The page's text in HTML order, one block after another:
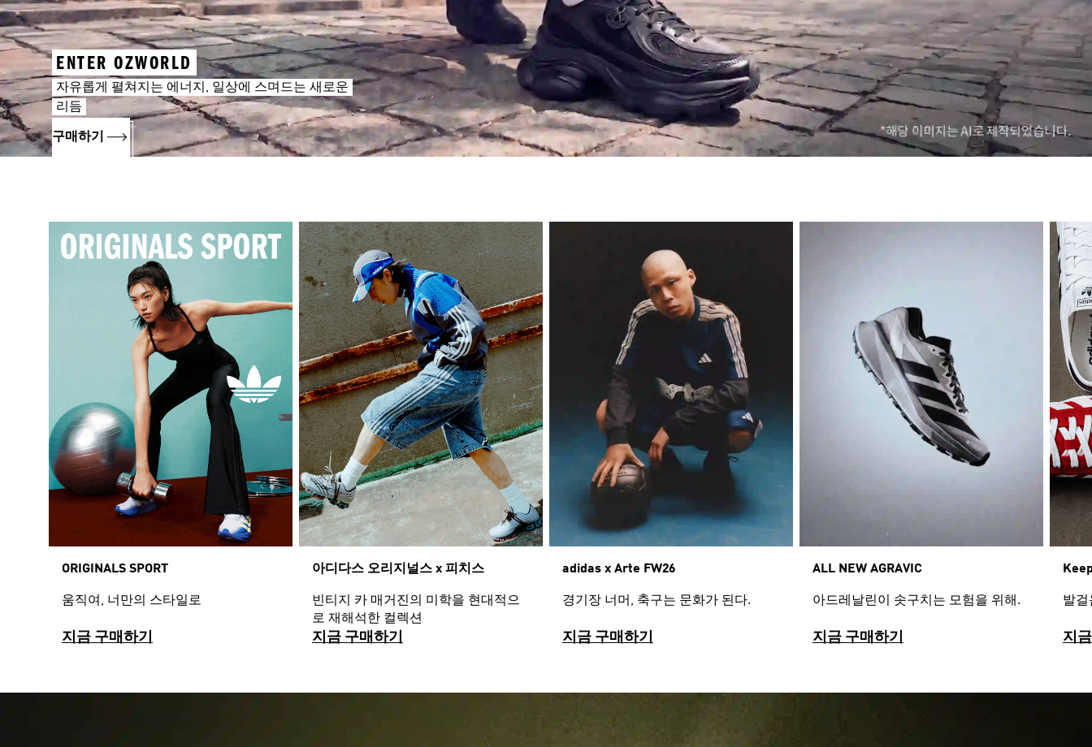
ENTER OZWORLD
자유롭게 펼쳐지는 에너지, 일상에 스며드는 새로운
리듬
구매하기
ORIGINALS SPORT
움직여, 너만의 스타일로
지금 구매하기
아디다스 오리지널스 x 피치스
빈티지 카 매거진의 미학을 현대적으
로 재해석한 컬렉션
지금 구매하기
adidas x Arte FW26
경기장 너머, 축구는 문화가 된다.
지금 구매하기
ALL NEW AGRAVIC​
아드레날린이 솟구치는 모험을 위해.
지금 구매하기
발걸
지